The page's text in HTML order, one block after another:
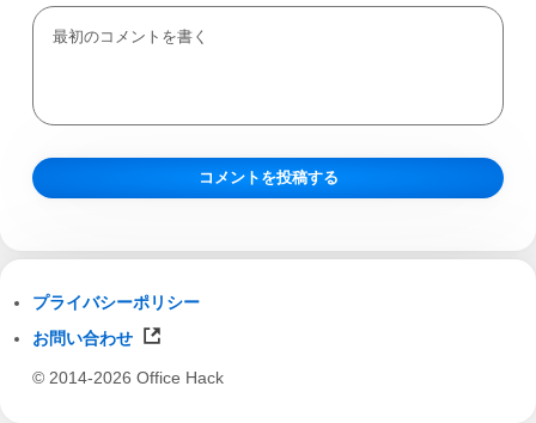
プライバシーポリシー
お問い合わせ
© 2014-2026 Office Hack